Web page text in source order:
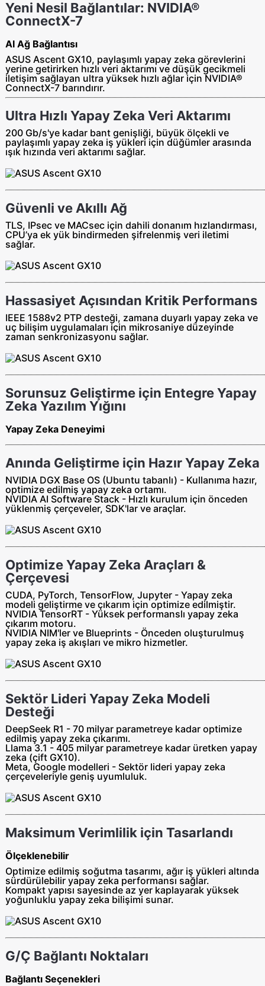
Yeni Nesil Bağlantılar: NVIDIA®
ConnectX-7
AI Ağ Bağlantısı
ASUS Ascent GX10, paylaşımlı yapay zeka görevlerini
yerine getirirken hızlı veri aktarımı ve düşük gecikmeli
iletişim sağlayan ultra yüksek hızlı ağlar için NVIDIA®
ConnectX-7 barındırır.
Ultra Hızlı Yapay Zeka Veri Aktarımı
200 Gb/s'ye kadar bant genişliği, büyük ölçekli ve
paylaşımlı yapay zeka iş yükleri için düğümler arasında
ışık hızında veri aktarımı sağlar.
Güvenli ve Akıllı Ağ
TLS, IPsec ve MACsec için dahili donanım hızlandırması,
CPU’ya ek yük bindirmeden şifrelenmiş veri iletimi
sağlar.
Hassasiyet Açısından Kritik Performans
IEEE 1588v2 PTP desteği, zamana duyarlı yapay zeka ve
uç bilişim uygulamaları için mikrosaniye düzeyinde
zaman senkronizasyonu sağlar.
Sorunsuz Geliştirme için Entegre Yapay
Zeka Yazılım Yığını
Yapay Zeka Deneyimi
Anında Geliştirme için Hazır Yapay Zeka
NVIDIA DGX Base OS (Ubuntu tabanlı) - Kullanıma hazır,
optimize edilmiş yapay zeka ortamı.
NVIDIA AI Software Stack - Hızlı kurulum için önceden
yüklenmiş çerçeveler, SDK'lar ve araçlar.
Optimize Yapay Zeka Araçları &
Çerçevesi
CUDA, PyTorch, TensorFlow, Jupyter - Yapay zeka
modeli geliştirme ve çıkarım için optimize edilmiştir.
NVIDIA TensorRT - Yüksek performanslı yapay zeka
çıkarım motoru.
NVIDIA NIM'ler ve Blueprints - Önceden oluşturulmuş
yapay zeka iş akışları ve mikro hizmetler.
Sektör Lideri Yapay Zeka Modeli
Desteği
DeepSeek R1 - 70 milyar parametreye kadar optimize
edilmiş yapay zeka çıkarımı.
Llama 3.1 - 405 milyar parametreye kadar üretken yapay
zeka (çift GX10).
Meta, Google modelleri - Sektör lideri yapay zeka
çerçeveleriyle geniş uyumluluk.
Maksimum Verimlilik için Tasarlandı
Ölçeklenebilir
Optimize edilmiş soğutma tasarımı, ağır iş yükleri altında
sürdürülebilir yapay zeka performansı sağlar.
Kompakt yapısı sayesinde az yer kaplayarak yüksek
yoğunluklu yapay zeka bilişimi sunar.
G/Ç Bağlantı Noktaları
Bağlantı Seçenekleri